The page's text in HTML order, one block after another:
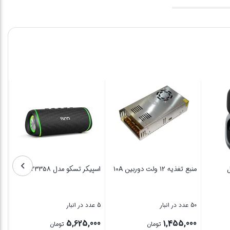
منبع تغذیه 12 ولت دوربین 10A
50 عدد در انبار
1,455,000 تومان
اسپیکر تسکو مدل TS 23358
5 عدد در انبار
5,625,000 تومان